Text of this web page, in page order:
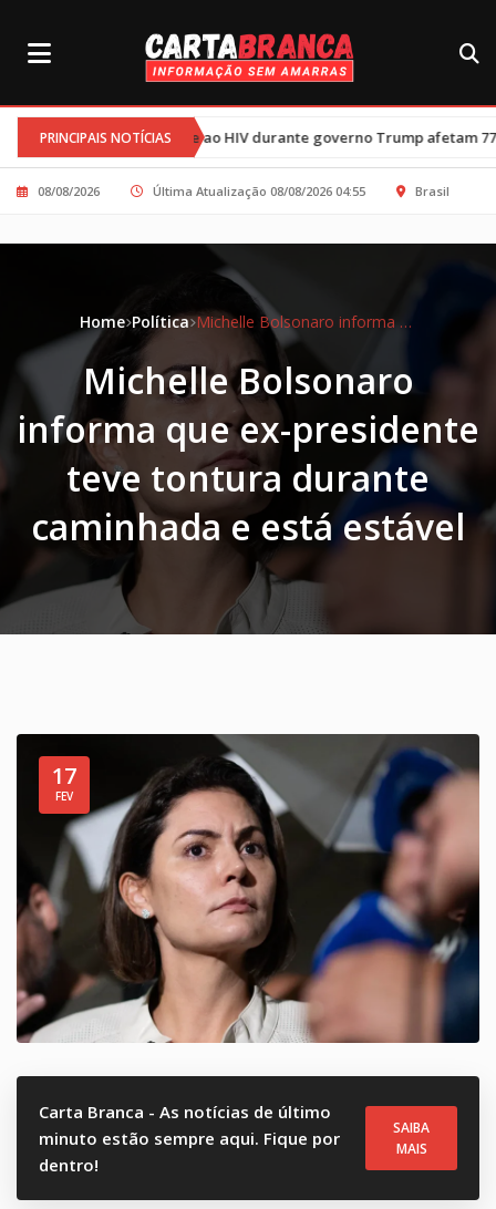
PRINCIPAIS NOTÍCIAS
ao HIV durante governo Trump afetam 77 mil crianças•
08/08/2026 Última Atualização 08/08/2026 04:55 Brasil
Home Política Michelle Bolsonaro informa que ex-presidente teve tontura durante caminhada e está estável
Michelle Bolsonaro
informa que ex-presidente
teve tontura durante
caminhada e está estável
17
FEV
Carta Branca - As notícias de último
minuto estão sempre aqui. Fique por
dentro!
SAIBA
MAIS